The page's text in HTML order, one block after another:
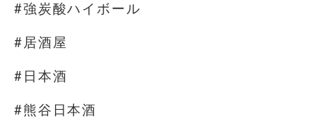
#強炭酸ハイボール
#居酒屋
#日本酒
#熊谷日本酒